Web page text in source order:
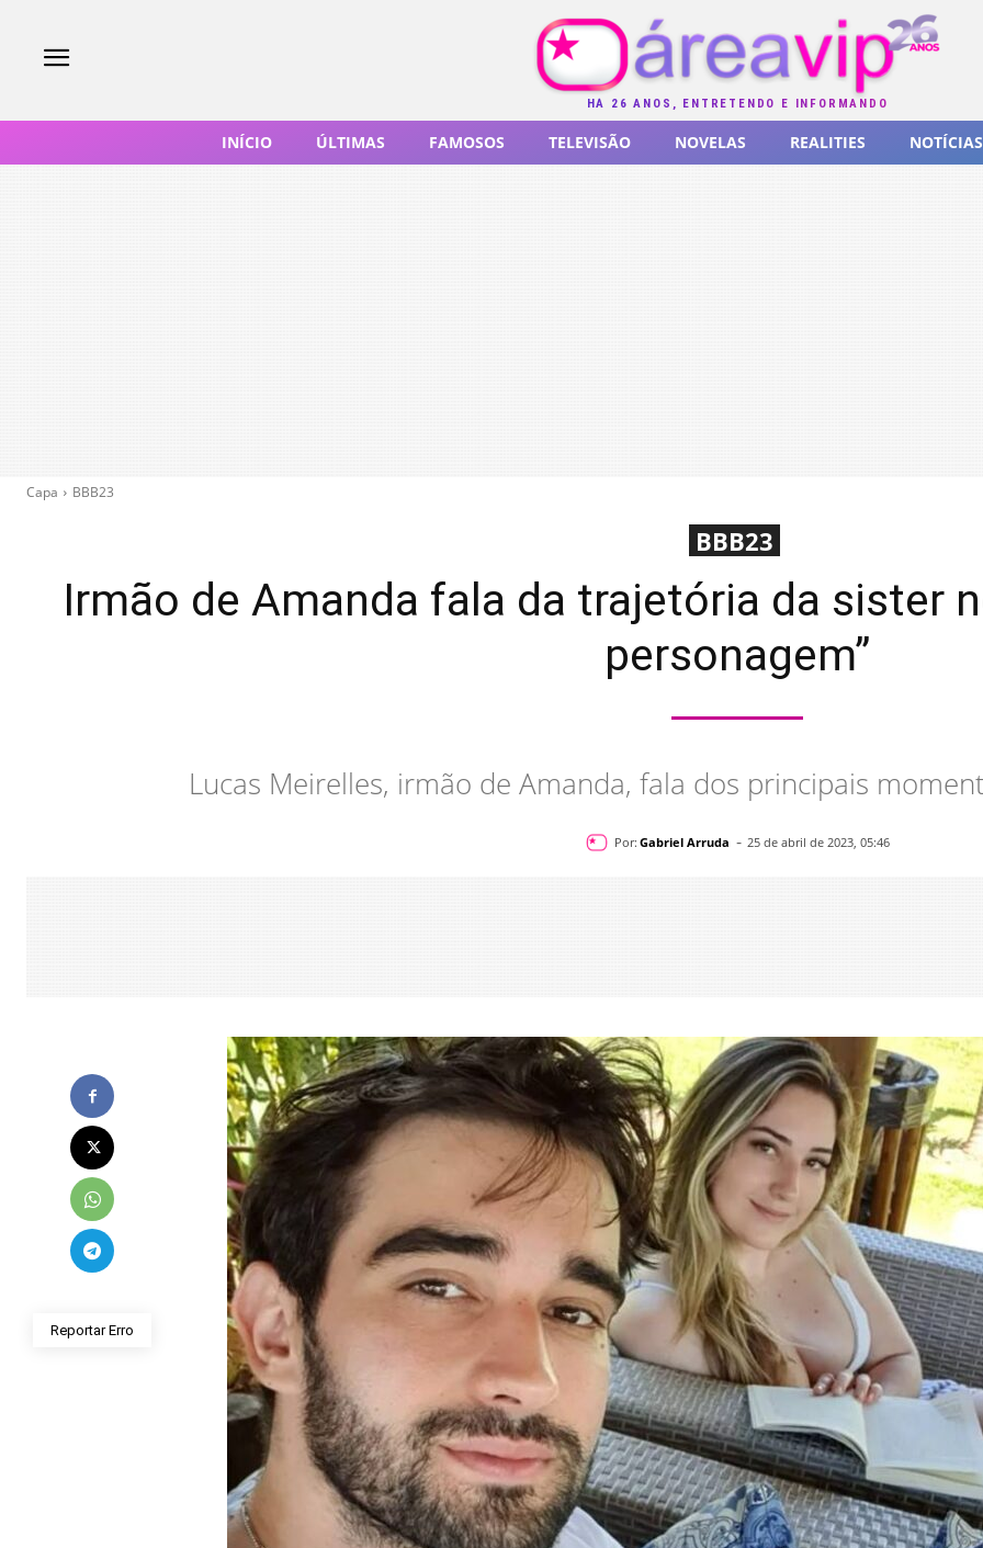
HÁ 26 ANOS, ENTRETENDO E INFORMANDO
INÍCIO ÚLTIMAS FAMOSOS TELEVISÃO NOVELAS REALITIES NOTÍCIAS
Capa BBB23
BBB23
Irmão de Amanda fala da trajetória da sister
personagem”
Lucas Meirelles, irmão de Amanda, fala dos principais
Por: Gabriel Arruda - 25 de abril de 2023, 05:46
Reportar Erro